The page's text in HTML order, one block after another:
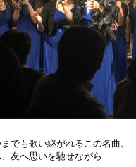
でも歌い継がれるこの名曲。
友へ思いを馳せながら…